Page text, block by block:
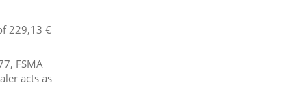
229,13 €
FSMA
acts as